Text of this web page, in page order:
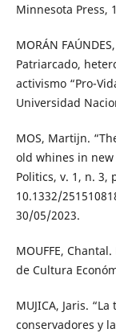
Minnesota Press,
MORÁN
Patriarcado,
activismo “Pro-
Universidad
MOS, Martijn.
old whines in new
Politics, v. 1, n. 3,
10.1332/
30/05/2023.
MOUFFE,
de Cultura
MUJICA, Jaris.
conservadores y